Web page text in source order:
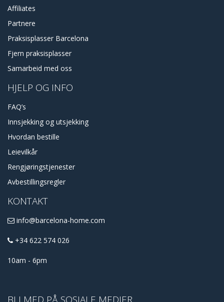
Affiliates
Partnere
Praksisplasser Barcelona
Fjern praksisplasser
Samarbeid med oss
HJELP OG INFO
FAQ’s
Innsjekking og utsjekking
Hvordan bestille
Leievilkår
Rengjøringstjenester
Avbestillingsregler
KONTAKT
info@barcelona-home.com
+34 622 574 026
10am - 6pm